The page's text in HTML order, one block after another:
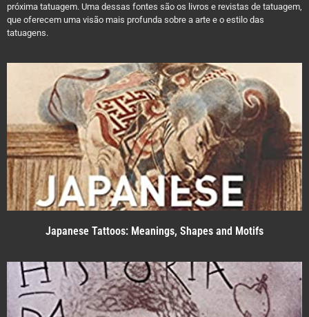
próxima tatuagem. Uma dessas fontes são os livros e revistas de tatuagem,
que oferecem uma visão mais profunda sobre a arte e o estilo das
tatuagens.
Japanese Tattoos: Meanings, Shapes and Motifs